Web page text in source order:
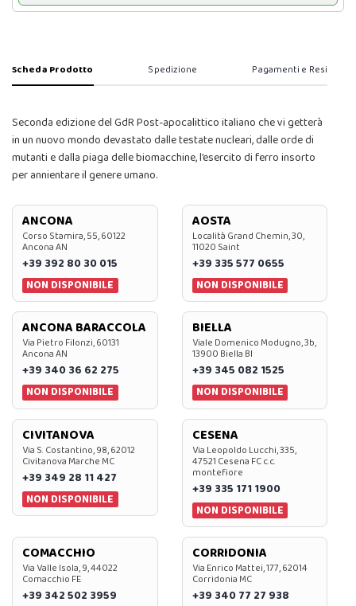
Scheda Prodotto Spedizione Pagamenti e Resi
Seconda edizione del GdR Post-apocalittico italiano che vi getterà
in un nuovo mondo devastato dalle testate nucleari, dalle orde di
mutanti e dalla piaga delle biomacchine, l’esercito di ferro insorto
per annientare il genere umano.
ANCONA
Corso Stamira, 55, 60122
Ancona AN
+39 392 80 30 015
NON DISPONIBILE
AOSTA
Località Grand Chemin, 30,
11020 Saint
+39 335 577 0655
NON DISPONIBILE
ANCONA BARACCOLA
Via Pietro Filonzi, 60131
Ancona AN
+39 340 36 62 275
NON DISPONIBILE
BIELLA
Viale Domenico Modugno, 3b,
13900 Biella BI
+39 345 082 1525
NON DISPONIBILE
CIVITANOVA
Via S. Costantino, 98, 62012
Civitanova Marche MC
+39 349 28 11 427
NON DISPONIBILE
CESENA
Via Leopoldo Lucchi, 335,
47521 Cesena FC c.c.
montefiore
+39 335 171 1900
NON DISPONIBILE
COMACCHIO
Via Valle Isola, 9, 44022
Comacchio FE
+39 342 502 3959
CORRIDONIA
Via Enrico Mattei, 177, 62014
Corridonia MC
+39 340 77 27 938